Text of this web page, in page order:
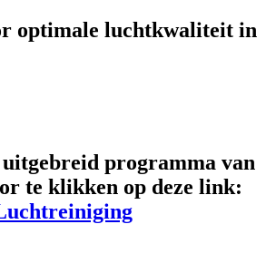
optimale luchtkwaliteit in
programma van
te klikken op deze link: